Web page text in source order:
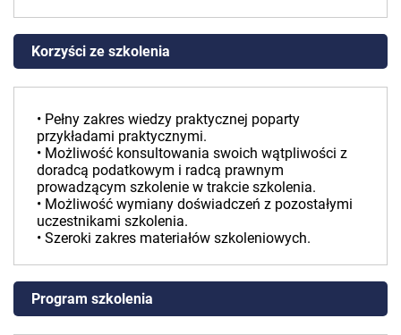
Korzyści ze szkolenia
• Pełny zakres wiedzy praktycznej poparty
przykładami praktycznymi.
• Możliwość konsultowania swoich wątpliwości z
doradcą podatkowym i radcą prawnym
prowadzącym szkolenie w trakcie szkolenia.
• Możliwość wymiany doświadczeń z pozostałymi
uczestnikami szkolenia.
• Szeroki zakres materiałów szkoleniowych.
Program szkolenia